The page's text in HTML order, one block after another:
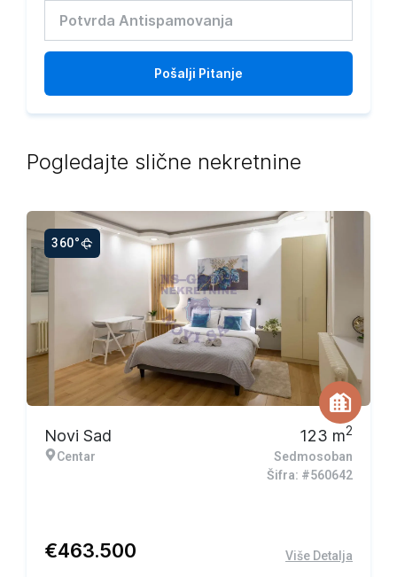
Pošalji Pitanje
Pogledajte slične nekretnine
360°
Novi Sad
Centar
123 m2
Sedmosoban
Šifra: #560642
€463.500 Više Detalja